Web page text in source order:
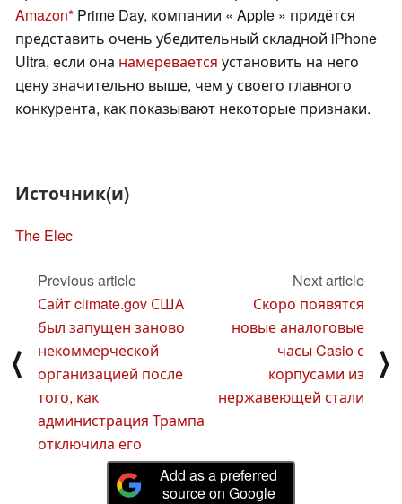
Amazon Prime Day, компании « Apple » придётся
представить очень убедительный складной iPhone
Ultra, если она намеревается установить на него
цену значительно выше, чем у своего главного
конкурента, как показывают некоторые признаки.
Источник(и)
The Elec
⟨
Previous article
Сайт climate.gov США
был запущен заново
некоммерческой
организацией после
того, как
администрация Трампа
отключила его
Next article
Скоро появятся
новые аналоговые
часы Casio с
корпусами из
нержавеющей стали
⟩
Add as a preferred
source on Google